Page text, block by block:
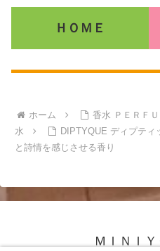
ＨＯＭＥ
ホーム
香水 ＰＥＲＦ
水
DIPTYQUE ディプティ
と詩情を感じさせる香り
ＭＩＮＩ